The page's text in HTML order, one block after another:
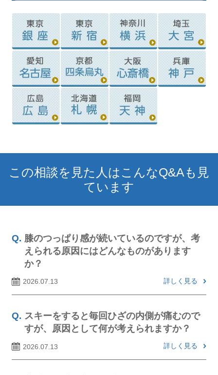
この相談を見た人はこんなQ&Aも見
ています
膝のつっぱり感が続いているのですが、考
えられる原因にはどんなものがあります
か？
2026.07.13 詳しく見る
スキーをすると毎回ひざの内側が痛むので
すが、原因として何が考えられますか？
2026.07.13 詳しく見る